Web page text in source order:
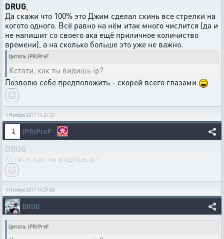
DRUG
Да скажи что 100% это Джим сделал скинь все стрелки на
когото одного. Всё равно на нём итак много числится (да и
не напишит со своего ака ещё приличное количиство
времени), а на сколько больше это уже не важно.
Цитата: |PR|PreF
Кстати, как ты видишь ip?
Позволю себе предположить - скорей всего глазами
4 Ноября 2011 14:27:27
|PR|PreF
DRUG
Кстати, как ты видишь ip?
4 Ноября 2011 14:29:06
DRUG
Цитата: |PR|PreF